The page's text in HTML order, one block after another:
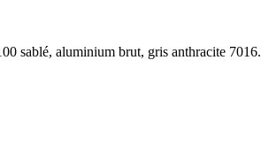
sablé, aluminium brut, gris anthracite 7016.